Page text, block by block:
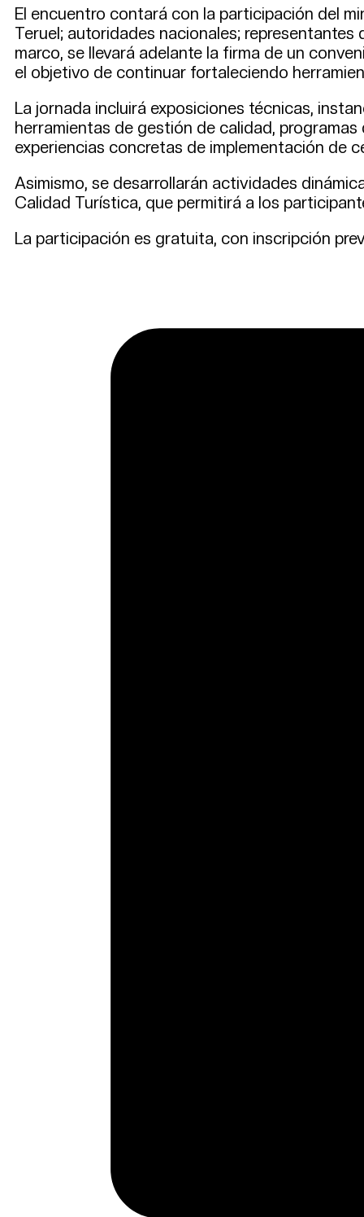
El encuentro contará con la participación del
Teruel; autoridades nacionales;
marco, se llevará adelante la firma de un
el objetivo de continuar fortaleciendo
La jornada incluirá exposiciones técnicas,
herramientas de gestión de calidad,
experiencias concretas de implementación de
Asimismo, se desarrollarán actividades
Calidad Turística, que permitirá a los
La participación es gratuita, con inscripción